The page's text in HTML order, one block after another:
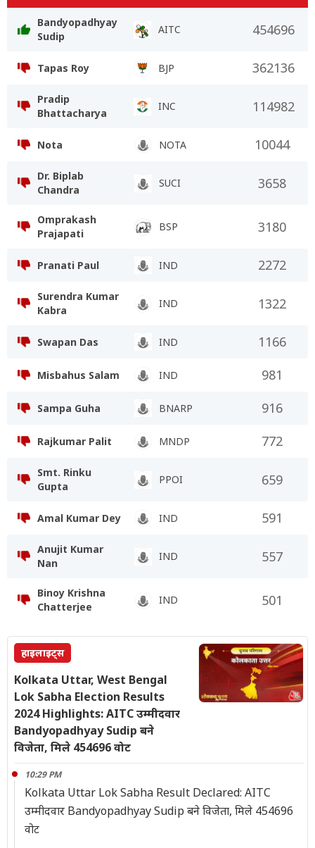
Bandyopadhyay
Sudip
AITC 454696
Tapas Roy BJP 362136
Pradip
Bhattacharya
INC 114982
Nota NOTA 10044
Dr. Biplab
Chandra
SUCI 3658
Omprakash
Prajapati
BSP 3180
Pranati Paul IND 2272
Surendra Kumar
Kabra
IND 1322
Swapan Das IND 1166
Misbahus Salam IND 981
Sampa Guha BNARP 916
Rajkumar Palit MNDP 772
Smt. Rinku
Gupta
PPOI 659
Amal Kumar Dey IND 591
Anujit Kumar
Nan
IND 557
Binoy Krishna
Chatterjee
IND 501
हाइलाइट्स
Kolkata Uttar, West Bengal
Lok Sabha Election Results
2024 Highlights: AITC उम्मीदवार
Bandyopadhyay Sudip बने
विजेता, मिले 454696 वोट
10:29 PM
Kolkata Uttar Lok Sabha Result Declared: AITC
उम्मीदवार Bandyopadhyay Sudip बने विजेता, मिले 454696
वोट